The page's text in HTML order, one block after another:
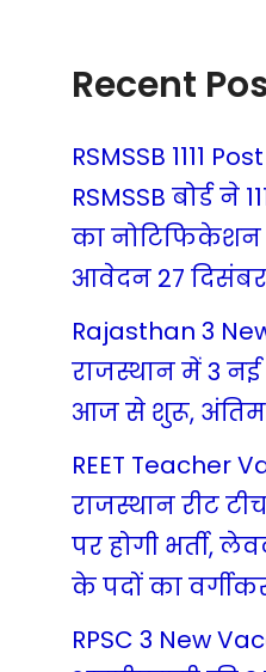
Recent
RSMSSB 1111
RSMSSB बोर्ड ने
का नोटिफिकेशन
आवेदन 27
Rajasthan 3
राजस्थान में 3
आज से शुरू, अंतिम
REET Teacher
राजस्थान रीट
पर होगी भर्ती,
के पदों का
RPSC 3 New